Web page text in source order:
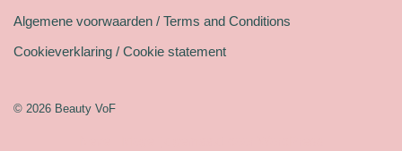
Algemene voorwaarden / Terms and Conditions
Cookieverklaring / Cookie statement
© 2026 Beauty VoF